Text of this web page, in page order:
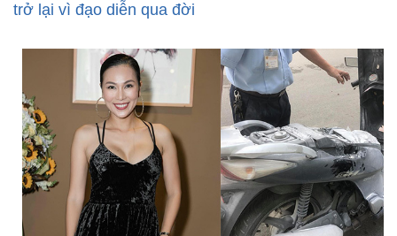
trở lại vì đạo diễn qua đời